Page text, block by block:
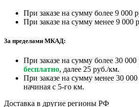
При заказе на сумму более 9 000
При заказе на сумму менее 9 000
За пределами МКАД:
При заказе на сумму более 30
бесплатно, далее 25 руб./км.
При заказе на сумму менее 30
начиная с 5-го км.
Доставка в другие регионы РФ